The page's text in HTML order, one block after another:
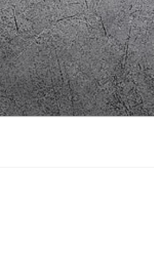
Zum
Inhalt
springen